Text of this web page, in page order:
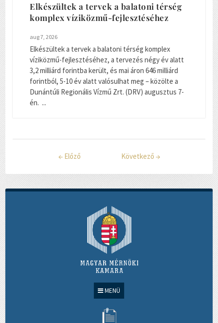
MENÜ
Elkészültek a tervek a balatoni térség
komplex víziközmű-fejlesztéséhez
aug 7, 2026
Elkészültek a tervek a balatoni térség komplex
víziközmű-fejlesztéséhez, a tervezés négy év alatt
3,2 milliárd forintba került, és mai áron 646 milliárd
forintból, 5-10 év alatt valósulhat meg – közölte a
Dunántúli Regionális Vízmű Zrt. (DRV) augusztus 7-
én. ...
← Előző Következő →